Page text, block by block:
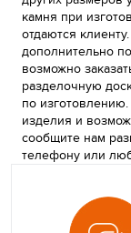
камня при
отдаются
дополнительно
возможно
разделочную
по
изделия и
сообщите нам
телефону или